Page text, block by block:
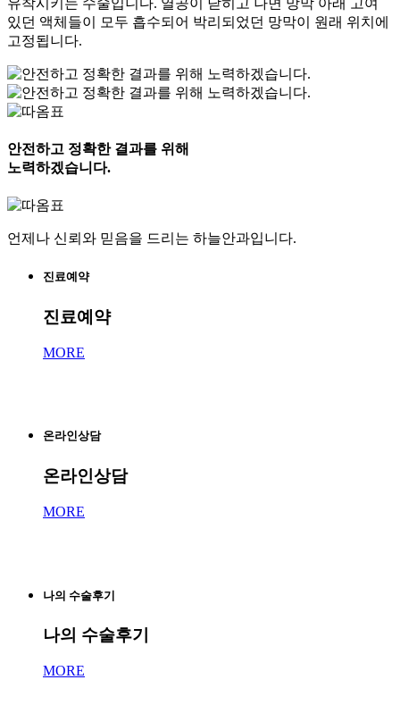
있던 액체들이 모두 흡수되어 박리되었던 망막이 원래 위치에
고정됩니다.
안전하고 정확한 결과를 위해
노력하겠습니다.
언제나 신뢰와 믿음을 드리는 하늘안과입니다.
진료예약
진료예약
MORE
온라인상담
온라인상담
MORE
나의 수술후기
나의 수술후기
MORE